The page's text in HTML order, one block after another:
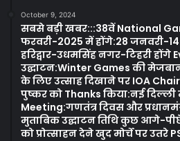
October 9, 2024
सबसे बड़ी खबर:::38वें National
फरवरी-2025 में होंगे:28 जनवरी-14
हरिद्वार-उधमसिंह नगर-टिहरी होंगे
उद्घाटन:Winter Games की
के लिए उत्साह दिखाने पर IOA
पुष्कर को Thanks किया:नई दिल्ली
Meeting:गणतंत्र दिवस और
मुताबिक उद्घाटन तिथि कुछ आगे-
को प्रोत्साहन देने खुद मोर्चे पर उतरे